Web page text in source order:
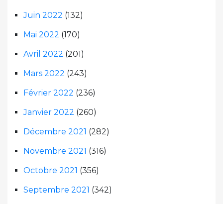
Juin 2022 (132)
Mai 2022 (170)
Avril 2022 (201)
Mars 2022 (243)
Février 2022 (236)
Janvier 2022 (260)
Décembre 2021 (282)
Novembre 2021 (316)
Octobre 2021 (356)
Septembre 2021 (342)